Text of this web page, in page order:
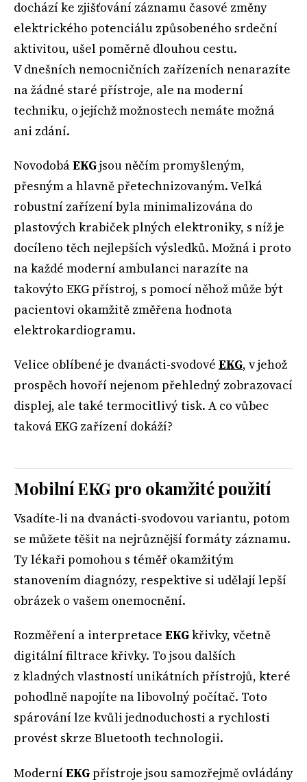
dochází ke zjišťování záznamu časové změny
elektrického potenciálu způsobeného srdeční
aktivitou, ušel poměrně dlouhou cestu.
V dnešních nemocničních zařízeních nenarazíte
na žádné staré přístroje, ale na moderní
techniku, o jejíchž možnostech nemáte možná
ani zdání.
NovodobáEKGjsou něčím promyšleným,
přesným a hlavně přetechnizovaným. Velká
robustní zařízení byla minimalizována do
plastových krabiček plných elektroniky, s níž je
docíleno těch nejlepších výsledků. Možná i proto
na každé moderní ambulanci narazíte na
takovýto EKG přístroj, s pomocí něhož může být
pacientovi okamžitě změřena hodnota
elektrokardiogramu.
Velice oblíbené je dvanácti-svodové EKG, v jehož
prospěch hovoří nejenom přehledný zobrazovací
displej, ale také termocitlivý tisk. A co vůbec
taková EKG zařízení dokáží?
Mobilní EKG pro okamžité použití
Vsadíte-li na dvanácti-svodovou variantu, potom
se můžete těšit na nejrůznější formáty záznamu.
Ty lékaři pomohou s téměř okamžitým
stanovením diagnózy, respektive si udělají lepší
obrázek o vašem onemocnění.
Rozměření a interpretace EKGkřivky, včetně
digitální filtrace křivky. To jsou dalších
z kladných vlastností unikátních přístrojů, které
pohodlně napojíte na libovolný počítač. Toto
spárování lze kvůli jednoduchosti a rychlosti
provést skrze Bluetooth technologii.
Moderní EKGpřístroje jsou samozřejmě ovládány